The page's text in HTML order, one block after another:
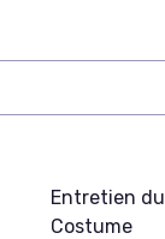
Entretien du
Costume